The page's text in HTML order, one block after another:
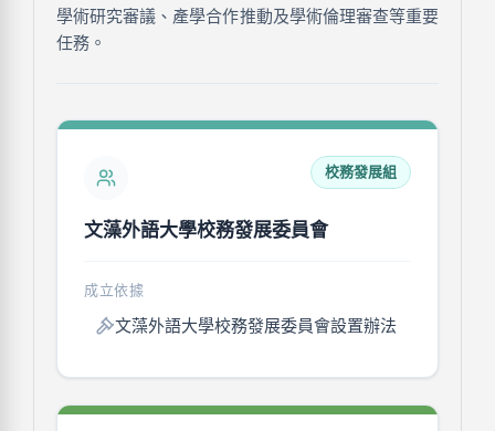
學術研究審議、產學合作推動及學術倫理審查等重要
任務。
校務發展組
文藻外語大學校務發展委員會
成立依據
文藻外語大學校務發展委員會設置辦法